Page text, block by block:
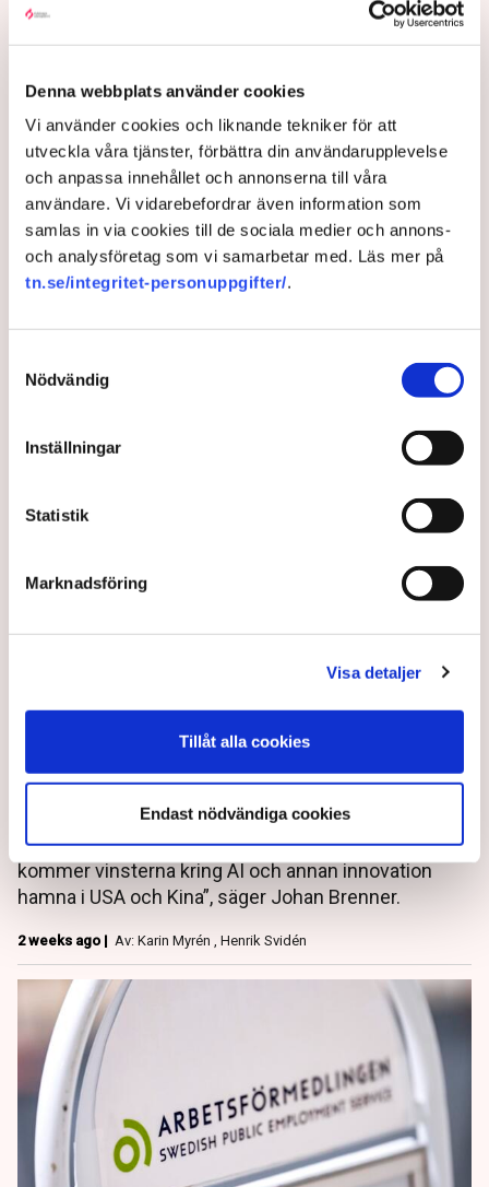
Denna webbplats använder cookies
Vi använder cookies och liknande tekniker för att
utveckla våra tjänster, förbättra din användarupplevelse
och anpassa innehållet och annonserna till våra
användare. Vi vidarebefordrar även information som
samlas in via cookies till de sociala medier och annons-
och analysföretag som vi samarbetar med. Läs mer på
tn.se/integritet-personuppgifter/.
Nödvändig
Inställningar
Statistik
Marknadsföring
Visa detaljer
Tillåt alla cookies
Endast nödvändiga cookies
”Veterinärbrist löses inte av
prisregleringar”
Politiken kan påverka veterinärkostnader, men inte
genom regleringar. Det skriver krönikören Ulla
Hamilton.
2 weeks ago |
Riskkapitalisten: Bara talet
om en miljardärskatt skadar
Nästa regering måste sätta företagande och tillväxt
först på agendan, slår Louise Strömbeck, Circura,
och riskkapitalisten Johan Brenner fast. ”AI skapar
ytterligare en nivå av omvandling och konkurrens
som gör att vi måste snabba på. Gör vi inte det
kommer vinsterna kring AI och annan innovation
hamna i USA och Kina”, säger Johan Brenner.
2 weeks ago | Av: Karin Myrén , Henrik Svidén